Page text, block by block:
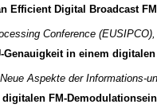
Efficient Digital Broadcast
Conference (EUSIPCO),
Genauigkeit in einem
Aspekte der Informations-
FM-